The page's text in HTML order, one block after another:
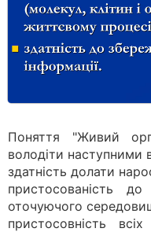
Поняття "Живий
володіти наступними
здатність долати
пристосованість
оточуючого
пристосовність